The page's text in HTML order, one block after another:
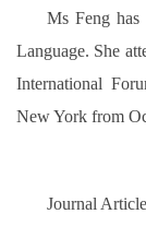
Ms Feng has
Language. She
International
New York from
Journal